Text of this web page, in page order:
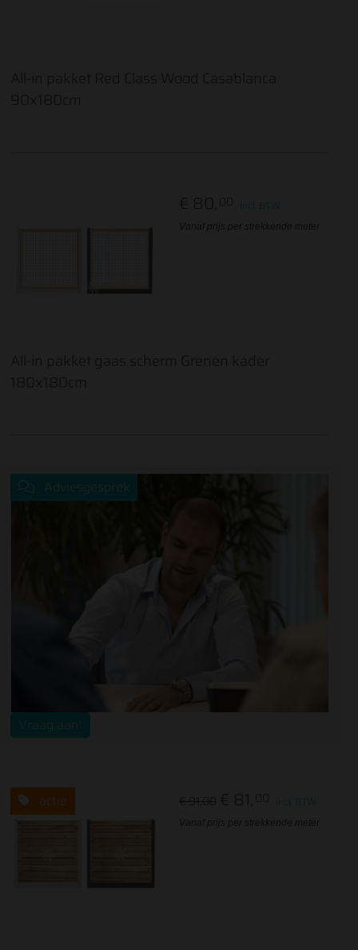
All-in pakket Red Class Wood Casablanca
90x180cm
€ 80, incl. BTW
Vanaf prijs per strekkende meter
All-in pakket gaas scherm Grenen kader
180x180cm
Adviesgesprek
Vraag aan!
actie € 91,00 € 81, incl. BTW
Vanaf prijs per strekkende meter